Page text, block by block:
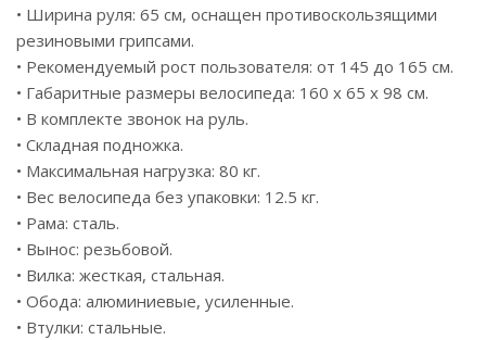
• Ширина руля: 65 см, оснащен противоскользящими
резиновыми грипсами.
• Рекомендуемый рост пользователя: от 145 до 165 см.
• Габаритные размеры велосипеда: 160 х 65 х 98 см.
• В комплекте звонок на руль.
• Складная подножка.
• Максимальная нагрузка: 80 кг.
• Вес велосипеда без упаковки: 12.5 кг.
• Рама: сталь.
• Вынос: резьбовой.
• Вилка: жесткая, стальная.
• Обода: алюминиевые, усиленные.
• Втулки: стальные.